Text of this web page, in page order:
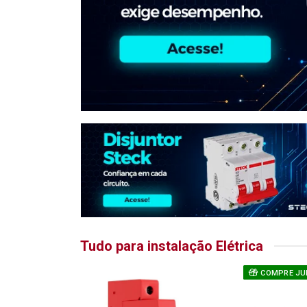
Tudo para instalação Elétrica
COMPRE